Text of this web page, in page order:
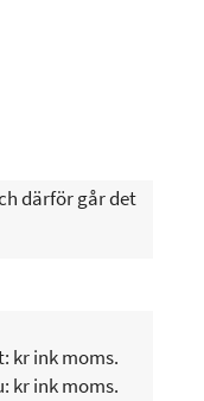
därför går det
kr ink moms.
kr ink moms.